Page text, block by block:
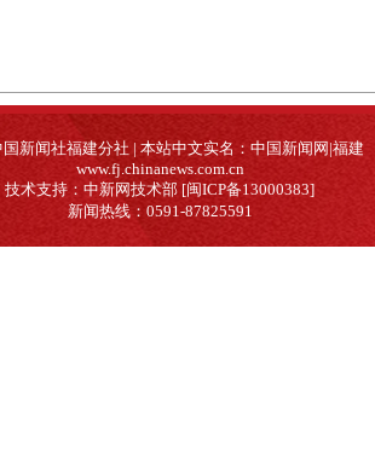
国新闻社福建分社 | 本站中文实名：中国新闻网|福建
www.fj.chinanews.com.cn
技术支持：中新网技术部 [闽ICP备13000383]
新闻热线：0591-87825591